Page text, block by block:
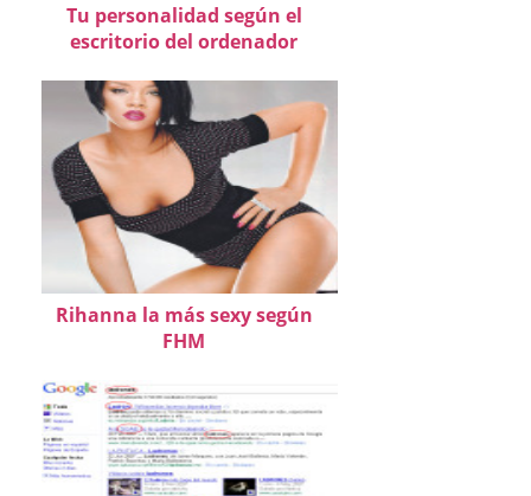
Tu personalidad según el
escritorio del ordenador
Rihanna la más sexy según
FHM